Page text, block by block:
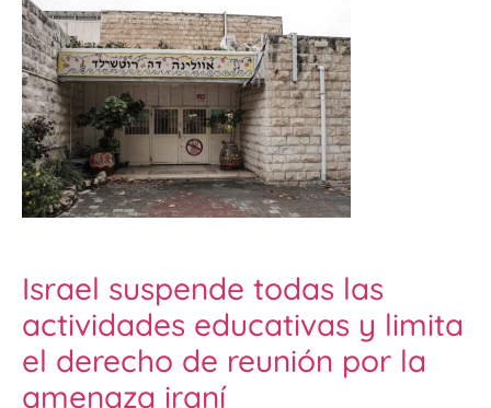
Israel suspende todas las
actividades educativas y limita
el derecho de reunión por la
amenaza iraní